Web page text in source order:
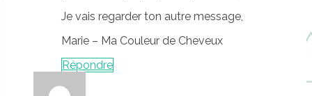
Je vais regarder ton autre message,
Marie – Ma Couleur de Cheveux
Répondre